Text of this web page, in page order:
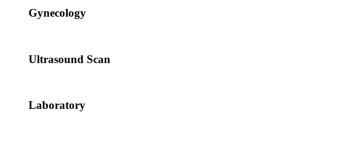
Gynecology
Ultrasound Scan
Laboratory